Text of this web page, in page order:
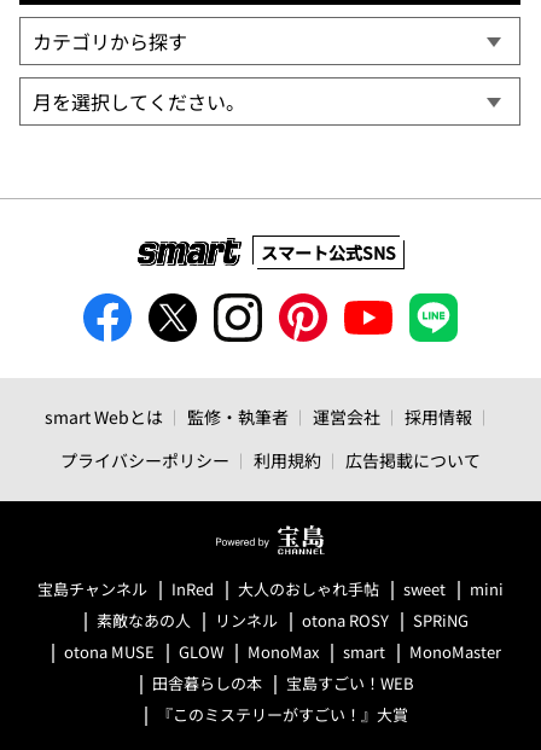
スマート公式SNS
smart Webとは 監修・執筆者 運営会社
採用情報
プライバシーポリシー
利用規約 広告掲載について
宝島チャンネル InRed 大人のおしゃれ手帖 sweet
mini
素敵なあの人
リンネル otona ROSY
SPRiNG
otona MUSE
GLOW MonoMax smart
MonoMaster
田舎暮らしの本
宝島すごい！WEB
『このミステリーがすごい！』大賞